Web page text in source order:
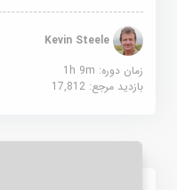
Kevin Steele
زمان دوره: 1h 9m
بازدید مرجع:17,812